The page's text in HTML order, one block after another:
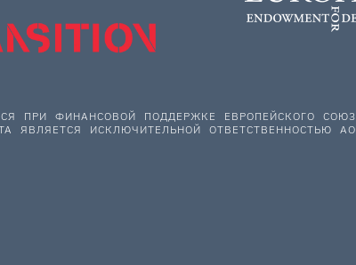
ПРИ ФИНАНСОВОЙ ПОДДЕРЖКЕ ЕВРОПЕЙСКОГО
ЯВЛЯЕТСЯ ИСКЛЮЧИТЕЛЬНОЙ ОТВЕТСТВЕННОСТЬЮ